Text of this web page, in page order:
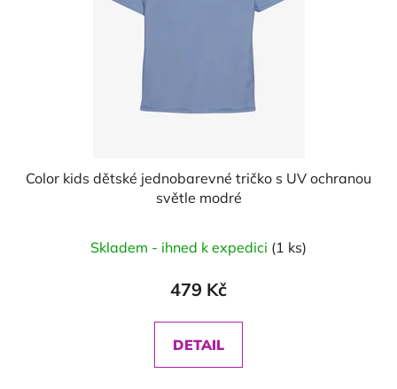
Color kids dětské jednobarevné tričko s UV ochranou
světle modré
Skladem - ihned k expedici (1 ks)
479 Kč
DETAIL